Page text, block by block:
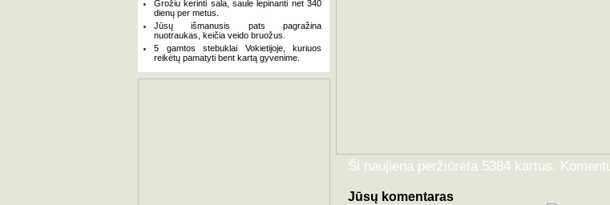
Grožiu kerinti sala, saule lepinanti net 340
dienų per metus.
Jūsų išmanusis pats pagražina
nuotraukas, keičia veido bruožus.
5 gamtos stebuklai Vokietijoje, kuriuos
reikėtų pamatyti bent kartą gyvenime.
Ši naujiena peržiūrėta 5384 kartus.
Jūsų komentaras